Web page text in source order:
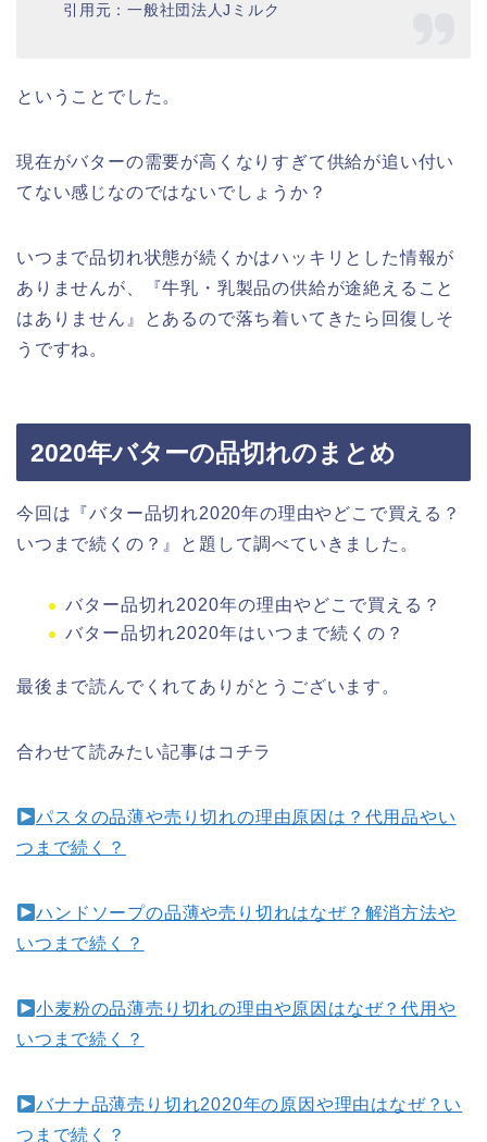
引用元：一般社団法人Jミルク
ということでした。
現在がバターの需要が高くなりすぎて供給が追い付い
てない感じなのではないでしょうか？
いつまで品切れ状態が続くかはハッキリとした情報が
ありませんが、『牛乳・乳製品の供給が途絶えること
はありません 』とあるので落ち着いてきたら回復しそ
うですね。
2020年バターの品切れのまとめ
今回は『バター品切れ2020年の理由やどこで買える？
いつまで続くの？』と題して調べていきました。
バター品切れ2020年の理由やどこで買える？
バター品切れ2020年はいつまで続くの？
最後まで読んでくれてありがとうございます。
合わせて読みたい記事はコチラ
パスタの品薄や売り切れの理由原因は？代用品やい
つまで続く？
ハンドソープの品薄や売り切れはなぜ？解消方法や
いつまで続く？
小麦粉の品薄売り切れの理由や原因はなぜ？代用や
いつまで続く？
バナナ品薄売り切れ2020年の原因や理由はなぜ？い
つまで続く？